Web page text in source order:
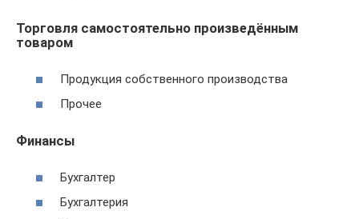
Торговля самостоятельно произведённым
товаром
Продукция собственного производства
Прочее
Финансы
Бухгалтер
Бухгалтерия